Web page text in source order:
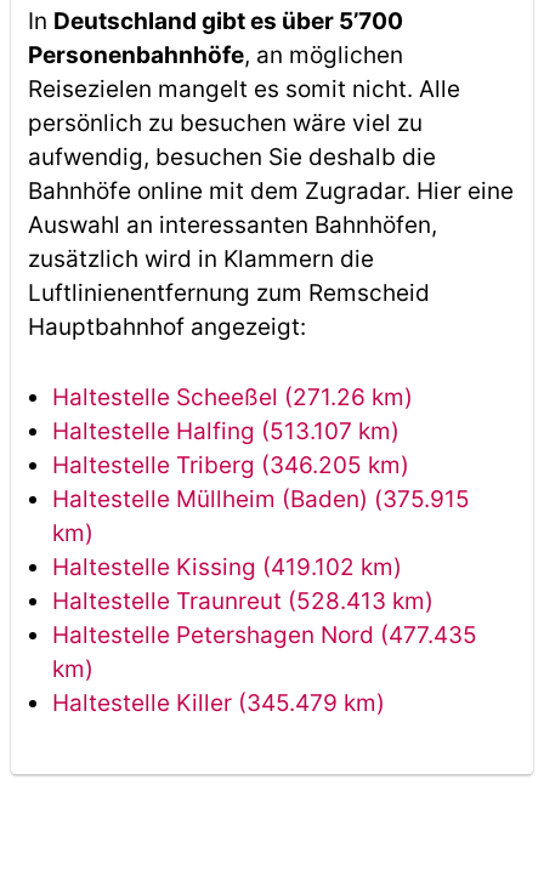
In Deutschland gibt es über 5’700
Personenbahnhöfe, an möglichen
Reisezielen mangelt es somit nicht. Alle
persönlich zu besuchen wäre viel zu
aufwendig, besuchen Sie deshalb die
Bahnhöfe online mit dem Zugradar. Hier eine
Auswahl an interessanten Bahnhöfen,
zusätzlich wird in Klammern die
Luftlinienentfernung zum Remscheid
Hauptbahnhof angezeigt:
Haltestelle Scheeßel (271.26 km)
Haltestelle Halfing (513.107 km)
Haltestelle Triberg (346.205 km)
Haltestelle Müllheim (Baden) (375.915
km)
Haltestelle Kissing (419.102 km)
Haltestelle Traunreut (528.413 km)
Haltestelle Petershagen Nord (477.435
km)
Haltestelle Killer (345.479 km)